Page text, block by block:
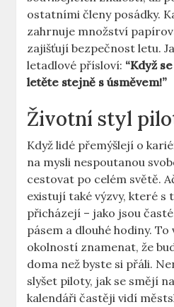
ostatními členy posádky.
zahrnuje množství
zajišťují bezpečnost letu.
‍letadlové přísloví: “Když
letěte ​stejně‍ s úsměvem!”
Životní styl
Když lidé přemýšlejí ‍o
na mysli‍ nespoutanou
cestovat‌ po celém světě.
existují také výzvy,​ které
přicházejí – jako‌ jsou
pásem a dlouhé hodiny.
‍okolností znamenat, že
doma než byste ‌si přáli.
slyšet piloty, jak se smějí
kalendáři častěji vidí